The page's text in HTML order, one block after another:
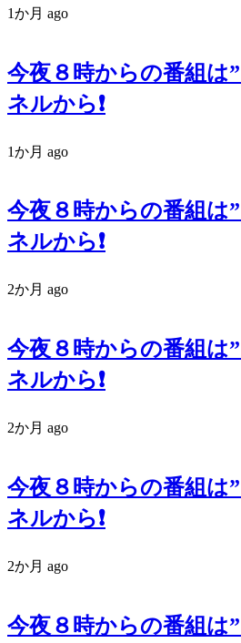
1か月 ago
今夜８時からの番組は
ネルから❗️
1か月 ago
今夜８時からの番組は
ネルから❗️
2か月 ago
今夜８時からの番組は
ネルから❗️
2か月 ago
今夜８時からの番組は
ネルから❗️
2か月 ago
今夜８時からの番組は